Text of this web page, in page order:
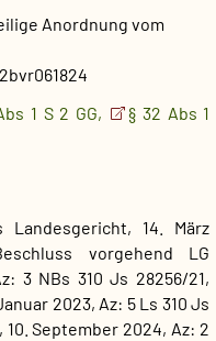
Anordnung vom
1 S 2 GG,
§ 32 Abs 1
Landesgericht, 14. März
vorgehend LG
3 NBs 310 Js 28256/21,
2023, Az: 5 Ls 310 Js
September 2024, Az: 2